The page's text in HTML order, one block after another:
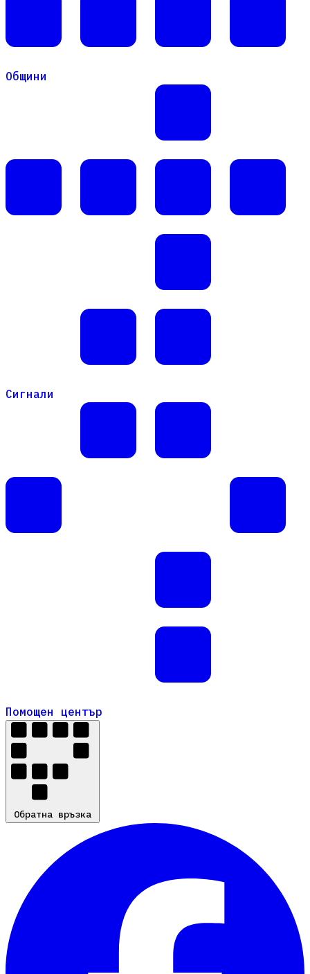
Общини
Сигнали
Помощен център
Помощен център
Обратна връзка
Обратна връзка